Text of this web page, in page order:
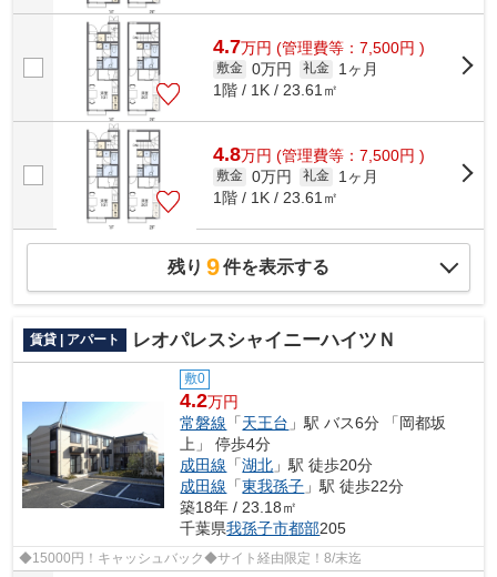
4.7万円 (管理費等：7,500円 )
敷金 0万円 礼金
1ヶ月
1階 / 1K / 23.61㎡
4.8万円 (管理費等：7,500円 )
敷金 0万円 礼金
1ヶ月
1階 / 1K / 23.61㎡
残り 9件を表示する
賃貸 | アパート レオパレスシャイニーハイツＮ
敷0
4.2万円
常磐線 「天王台 」駅 バス6分 「岡都坂
上」 停歩4分
成田線 「湖北 」駅 徒歩20分
成田線 「東我孫子 」駅 徒歩22分
築18年 / 23.18㎡
千葉県我孫子市都部205
◆15000円！キャッシュバック◆サイト経由限定！8/末迄